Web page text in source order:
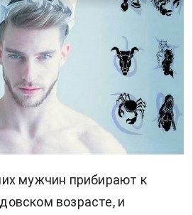
мужчин прибирают к
возрасте, и